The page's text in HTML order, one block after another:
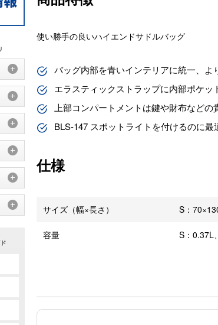
使い勝手の良いハイエンドサドルバッグ
バッグ内部を青いインテリアに統一、よ
エラスティックストラップに内部ポケッ
上部コンパートメントは鍵や財布などの
BLS-147 スポットライトを付けるのに最
仕様
サイズ（幅×長さ） S：
容量 S：0.37L